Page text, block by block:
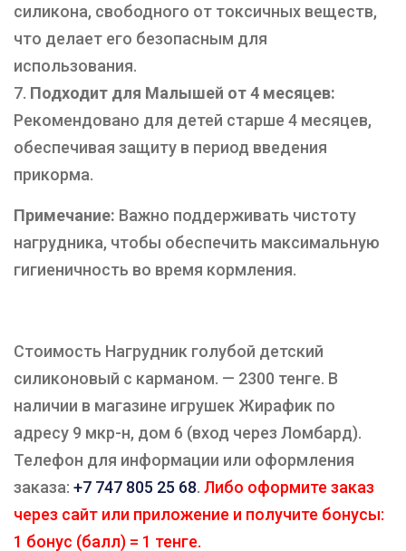
силикона, свободного от токсичных веществ,
что делает его безопасным для
использования.
Подходит для Малышей от 4 месяцев:
Рекомендовано для детей старше 4 месяцев,
обеспечивая защиту в период введения
прикорма.
Примечание: Важно поддерживать чистоту
нагрудника, чтобы обеспечить максимальную
гигиеничность во время кормления.
Стоимость Нагрудник голубой детский
силиконовый с карманом. — 2300 тенге. В
наличии в магазине игрушек Жирафик по
адресу 9 мкр-н, дом 6 (вход через Ломбард).
Телефон для информации или оформления
заказа: +7 747 805 25 68. Либо оформите заказ
через сайт или приложение и получите бонусы:
1 бонус (балл) = 1 тенге.